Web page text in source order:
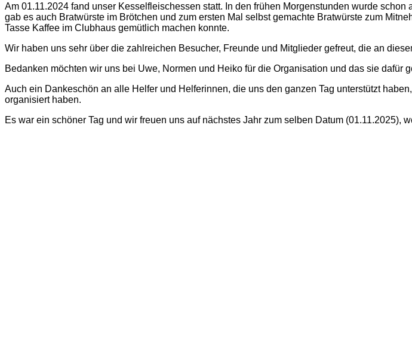
Am 01.11.2024 fand unser Kesselfleischessen statt. In den frühen Morgenstunden wurde
gab es auch Bratwürste im Brötchen und zum ersten Mal selbst gemachte Bratwürste zum
Tasse Kaffee im Clubhaus gemütlich machen konnte.
Wir haben uns sehr über die zahlreichen Besucher, Freunde und Mitglieder gefreut, die an
Bedanken möchten wir uns bei Uwe, Normen und Heiko für die Organisation und das sie dafür
Auch ein Dankeschön an alle Helfer und Helferinnen, die uns den ganzen Tag unterstützt
organisiert haben.
Es war ein schöner Tag und wir freuen uns auf nächstes Jahr zum selben Datum (01.11.2025),